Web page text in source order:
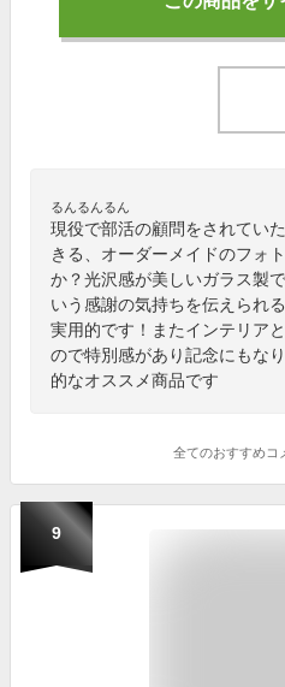
るんるんるん
現役で部活の顧問をされてい
きる、オーダーメイドのフォ
か？光沢感が美しいガラス製
いう感謝の気持ちを伝えられ
実用的です！またインテリア
ので特別感があり記念にもな
的なオススメ商品です
全てのおすすめコ
9